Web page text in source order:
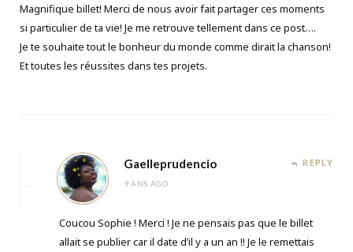
Magnifique billet! Merci de nous avoir fait partager ces moments
si particulier de ta vie! Je me retrouve tellement dans ce post….
Je te souhaite tout le bonheur du monde comme dirait la chanson!
Et toutes les réussites dans tes projets.
Gaelleprudencio
9 ANS AGO
REPLY
Coucou Sophie ! Merci ! Je ne pensais pas que le billet
allait se publier car il date d’il y a un an !! Je le remettais